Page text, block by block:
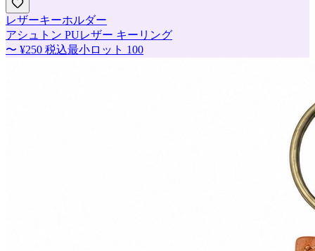
レザーキーホルダー
アシュトン PUレザー キーリング
〜 ¥250 税込最小ロット 100